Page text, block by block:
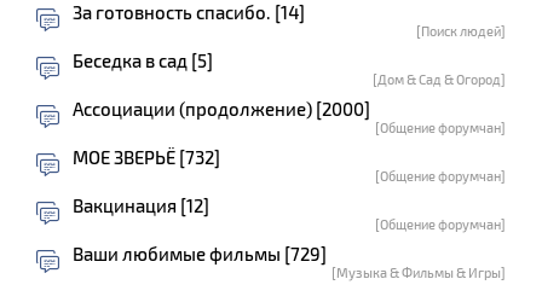
За готовность спасибо. [14]
[Поиск людей]
Беседка в сад [5]
[Дом & Сад & Огород]
Ассоциации (продолжение) [2000]
[Общение форумчан]
МОЕ ЗВЕРЬЁ [732]
[Общение форумчан]
Вакцинация [12]
[Общение форумчан]
Ваши любимые фильмы [729]
[Музыка & Фильмы & Игры]